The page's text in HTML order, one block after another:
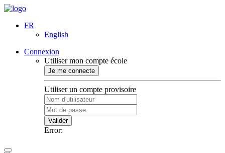
FR
English
Connexion
Utiliser mon compte école
Je me connecte
Utiliser un compte provisoire
Valider
Error: